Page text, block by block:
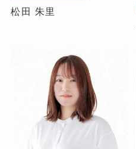
松田 朱里